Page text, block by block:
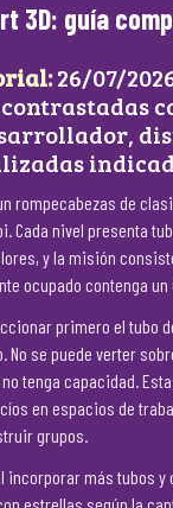
3D: guía
26/07/
rompecabezas de
Cada nivel presenta
y la misión
ocupado contenga
primero el tubo
No se puede verter
tenga capacidad.
en espacios de
grupos.
incorporar más tubos y